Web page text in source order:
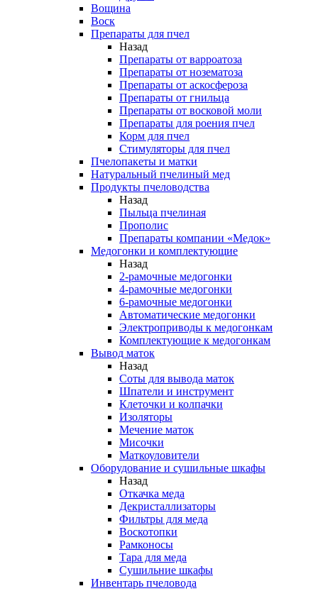
Вощина
Воск
Препараты для пчел
Назад
Препараты от варроатоза
Препараты от нозематоза
Препараты от аскосфероза
Препараты от гнильца
Препараты от восковой моли
Препараты для роения пчел
Корм для пчел
Стимуляторы для пчел
Пчелопакеты и матки
Натуральный пчелиный мед
Продукты пчеловодства
Назад
Пыльца пчелиная
Прополис
Препараты компании «Медок»
Медогонки и комплектующие
Назад
2-рамочные медогонки
4-рамочные медогонки
6-рамочные медогонки
Автоматические медогонки
Электроприводы к медогонкам
Комплектующие к медогонкам
Вывод маток
Назад
Соты для вывода маток
Шпатели и инструмент
Клеточки и колпачки
Изоляторы
Мечение маток
Мисочки
Маткоуловители
Оборудование и сушильные шкафы
Назад
Откачка меда
Декристаллизаторы
Фильтры для меда
Воскотопки
Рамконосы
Тара для меда
Сушильние шкафы
Инвентарь пчеловода